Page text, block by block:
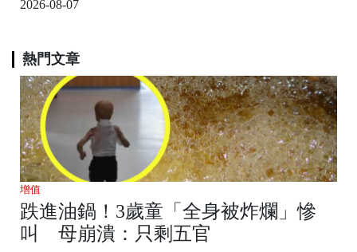
2026-08-07
熱門文章
增值
跌進油鍋！3歲童「全身被炸爛」慘
叫 母崩潰：只剩五官